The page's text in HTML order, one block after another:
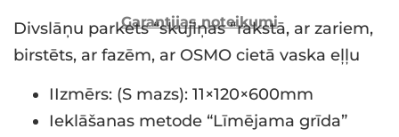
Garantijas noteikumi
Divslāņu parkets “skujiņas “rakstā, ar zariem,
birstēts, ar fazēm, ar OSMO cietā vaska eļļu
IIzmērs: (S mazs): 11×120×600mm
Ieklāšanas metode “Līmējama grīda”